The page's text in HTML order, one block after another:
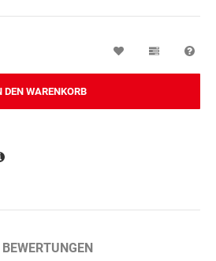
DEN WARENKORB
Wunschzettel
BEWERTUNGEN